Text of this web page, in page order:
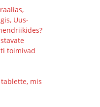
Uus-
toimivad
mis